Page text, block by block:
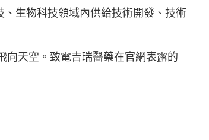
生物科技領域內供給技術開發、技術
向天空。致電吉瑞醫藥在官網表露的